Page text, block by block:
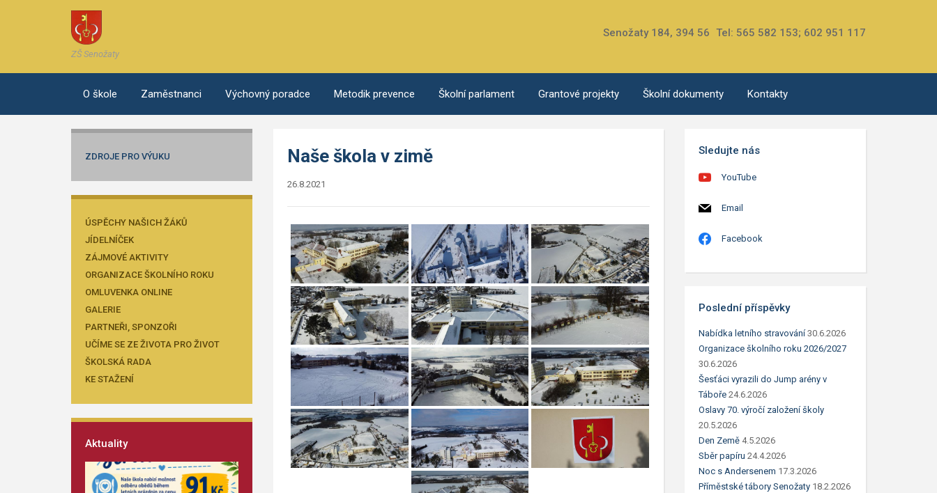
ZŠ Senožaty
Senožaty 184, 394 56 Tel: 565 582 153; 602 951 117
O škole Zaměstnanci Výchovný poradce Metodik prevence Školní parlament Grantové projekty Školní dokumenty Kontakty
ZDROJE PRO VÝUKU
ÚSPĚCHY NAŠICH ŽÁKŮ
JÍDELNÍČEK
ZÁJMOVÉ AKTIVITY
ORGANIZACE ŠKOLNÍHO ROKU
OMLUVENKA ONLINE
GALERIE
PARTNEŘI, SPONZOŘI
UČÍME SE ZE ŽIVOTA PRO ŽIVOT
ŠKOLSKÁ RADA
KE STAŽENÍ
Aktuality
Naše škola v zimě
26.8.2021
Sledujte nás
YouTube
Email
Facebook
Poslední příspěvky
Nabídka letního stravování 30.6.2026
Organizace školního roku 2026/2027
30.6.2026
Šesťáci vyrazili do Jump arény v
Táboře 24.6.2026
Oslavy 70. výročí založení školy
20.5.2026
Den Země 4.5.2026
Sběr papíru 24.4.2026
Noc s Andersenem 17.3.2026
Příměstské tábory Senožaty 18.2.2026